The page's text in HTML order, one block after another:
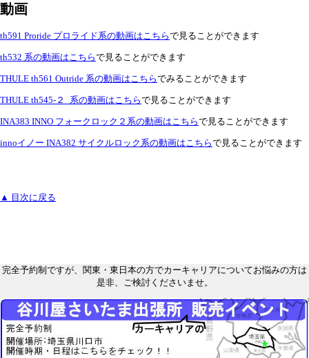
動画
th591 Proride プロライド系の動画はこちらで見ることができます
th532 系の動画はこちらで見ることができます
THULE th561 Outride 系の動画はこちらでみることができます
THULE th545-２_系の動画はこちらで見ることができます
INA383 INNO フォークロック２系の動画はこちらで見ることができます
innoイノー INA382 サイクルロック系の動画はこちらで見ることができます
▲ 目次に戻る
完全予約制ですが、関東・東日本の方でカーキャリアについてお悩みの方は
是非、ご検討くださいませ。